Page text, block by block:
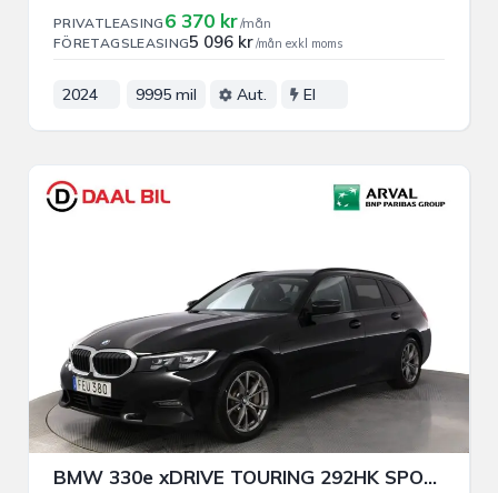
PRIVATLEASING 6 370 kr/mån
FÖRETAGSLEASING5 096 kr/mån exkl moms
2024 9995 mil Aut. El
BMW 330e xDRIVE TOURING 292HK SPORT LINE PRIVAT/FÖRETAGSLEASING